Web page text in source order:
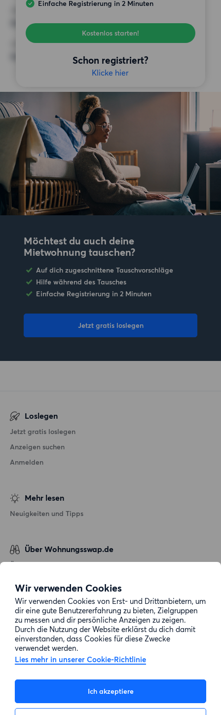
Wir verwenden Cookies
Wir verwenden Cookies von Erst- und Drittanbietern, um
dir eine gute Benutzererfahrung zu bieten, Zielgruppen
zu messen und dir persönliche Anzeigen zu zeigen.
Durch die Nutzung der Website erklärst du dich damit
einverstanden, dass Cookies für diese Zwecke
verwendet werden.
Lies mehr in unserer Cookie-Richtlinie
Ich akzeptiere
Einfache Registrierung in 2 Minuten
Kostenlos starten!
Schon registriert?
Klicke hier
Keine besonderen Anforderungen
SONSTIGE PRÄFERENZEN
Keine bestimmten Präferenzen
Möchtest du auch deine
Mietwohnung tauschen?
Auf dich zugeschnittene Tauschvorschläge
Hilfe während des Tausches
Einfache Registrierung in 2 Minuten
Jetzt gratis loslegen
Loslegen
Jetzt gratis loslegen
Anzeigen suchen
Anmelden
Mehr lesen
Neuigkeiten und Tipps
Über Wohnungsswap.de
Über uns
Datenschutz
Cookie-Richtlinie
Sitemap